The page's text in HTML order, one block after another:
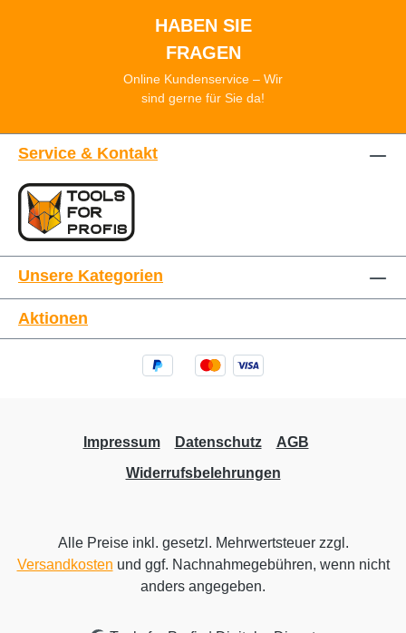
HABEN SIE
FRAGEN
Online Kundenservice – Wir
sind gerne für Sie da!
Service & Kontakt
Unsere Kategorien
Aktionen
Impressum Datenschutz
AGB
Widerrufsbelehrungen
Alle Preise inkl. gesetzl. Mehrwertsteuer zzgl.
Versandkosten und ggf. Nachnahmegebühren, wenn nicht
anders angegeben.